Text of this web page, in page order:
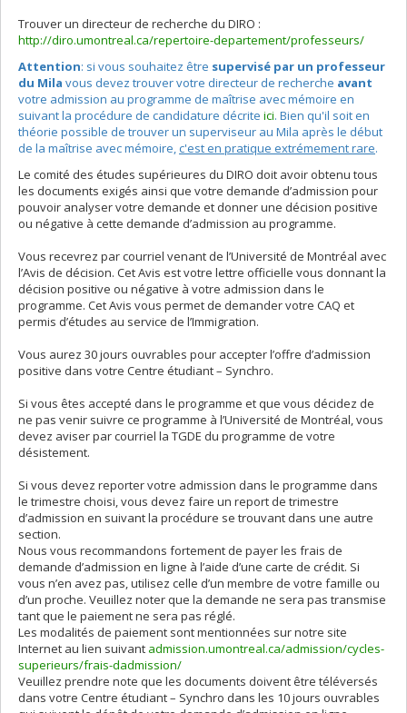
Trouver un directeur de recherche du DIRO :
http://diro.umontreal.ca/repertoire-departement/professeurs/
Attention: si vous souhaitez être supervisé par un professeur
du Mila vous devez trouver votre directeur de recherche avant
votre admission au programme de maîtrise avec mémoire en
suivant la procédure de candidature décrite ici. Bien qu'il soit en
théorie possible de trouver un superviseur au Mila après le début
de la maîtrise avec mémoire,c'est en pratique extrémement rare.
Le comité des études supérieures du DIRO doit avoir obtenu tous
les documents exigés ainsi que votre demande d’admission pour
pouvoir analyser votre demande et donner une décision positive
ou négative à cette demande d’admission au programme.
Vous recevrez par courriel venant de l’Université de Montréal avec
l’Avis de décision. Cet Avis est votre lettre officielle vous donnant la
décision positive ou négative à votre admission dans le
programme. Cet Avis vous permet de demander votre CAQ et
permis d’études au service de l’Immigration.
Vous aurez 30 jours ouvrables pour accepter l’offre d’admission
positive dans votre Centre étudiant – Synchro.
Si vous êtes accepté dans le programme et que vous décidez de
ne pas venir suivre ce programme à l’Université de Montréal, vous
devez aviser par courriel la TGDE du programme de votre
désistement.
Si vous devez reporter votre admission dans le programme dans
le trimestre choisi, vous devez faire un report de trimestre
d’admission en suivant la procédure se trouvant dans une autre
section.
Nous vous recommandons fortement de payer les frais de
demande d’admission en ligne à l’aide d’une carte de crédit. Si
vous n’en avez pas, utilisez celle d’un membre de votre famille ou
d’un proche. Veuillez noter que la demande ne sera pas transmise
tant que le paiement ne sera pas réglé.
Les modalités de paiement sont mentionnées sur notre site
Internet au lien suivant admission.umontreal.ca/admission/cycles-
superieurs/frais-dadmission/
Veuillez prendre note que les documents doivent être téléversés
dans votre Centre étudiant – Synchro dans les 10 jours ouvrables